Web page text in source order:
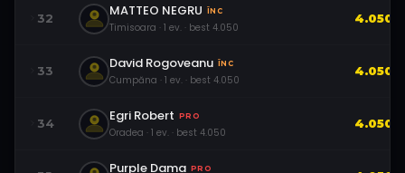
32 MATTEO NEGRU ÎNC
Timisoara · 1 ev. · best 4.050
4.050
33 David Rogoveanu ÎNC
Cumpăna · 1 ev. · best 4.050
4.050
34 Egri Robert PRO
Oradea · 1 ev. · best 4.050
4.050
Purple Dama PRO